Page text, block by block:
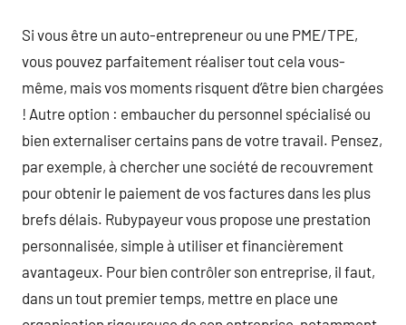
Si vous être un auto-entrepreneur ou une PME/TPE,
vous pouvez parfaitement réaliser tout cela vous-
même, mais vos moments risquent d’être bien chargées
! Autre option : embaucher du personnel spécialisé ou
bien externaliser certains pans de votre travail. Pensez,
par exemple, à chercher une société de recouvrement
pour obtenir le paiement de vos factures dans les plus
brefs délais. Rubypayeur vous propose une prestation
personnalisée, simple à utiliser et financièrement
avantageux. Pour bien contrôler son entreprise, il faut,
dans un tout premier temps, mettre en place une